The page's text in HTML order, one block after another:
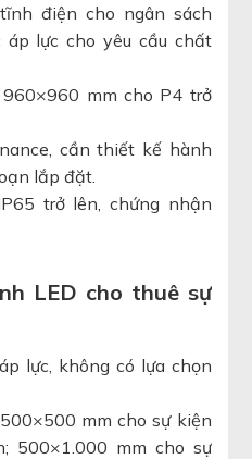
điện cho ngân sách
áp lực cho yêu cầu chất
mm cho P4 trở
cần thiết kế hành
lắp đặt.
trở lên, chứng nhận
LED cho thuê sự
lực, không có lựa chọn
mm cho sự kiện
500×1.000 mm cho sự